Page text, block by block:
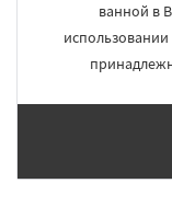
ванной в